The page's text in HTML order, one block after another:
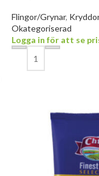
Flingor/Grynar,
Okategoriserad
Logga in för att se